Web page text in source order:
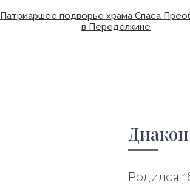
Патриаршее подворье храма Спаса
в Переделкине
Родился